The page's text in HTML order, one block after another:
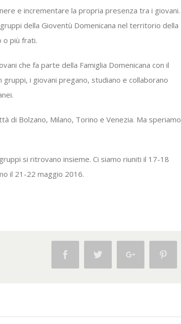
e incrementare la propria presenza tra i giovani.
della Gioventù Domenicana nel territorio della
o più frati.
che fa parte della Famiglia Domenicana con il
gruppi, i giovani pregano, studiano e collaborano
di Bolzano, Milano, Torino e Venezia. Ma speriamo
si ritrovano insieme. Ci siamo riuniti il 17-18
il 21-22 maggio 2016.
Facebook Twitter Google+